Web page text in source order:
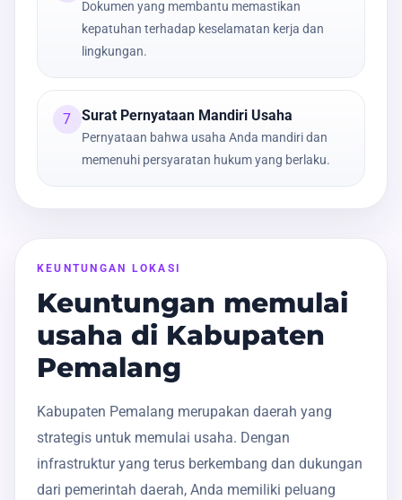
Dokumen yang membantu memastikan
kepatuhan terhadap keselamatan kerja dan
lingkungan.
7 Surat Pernyataan Mandiri Usaha
Pernyataan bahwa usaha Anda mandiri dan
memenuhi persyaratan hukum yang berlaku.
KEUNTUNGAN LOKASI
Keuntungan memulai
usaha di Kabupaten
Pemalang
Kabupaten Pemalang merupakan daerah yang
strategis untuk memulai usaha. Dengan
infrastruktur yang terus berkembang dan dukungan
dari pemerintah daerah, Anda memiliki peluang